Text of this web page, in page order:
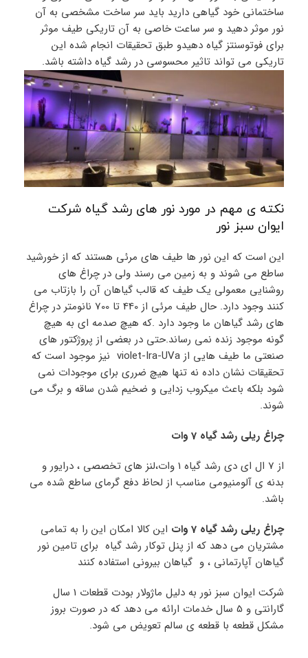
ساختمانی خود گیاهی دارید باید سر ساخت مشخصی به آن
نور موثر دهید و سر ساعت خاصی به آن تاریکی طیف موثر
برای فوتوسنتز گیاه دهیدو طبق تحقیقات انجام شده این
تاریکی می تواند تاثیر محسوسی در رشد گیاه داشته باشد.
نکته ی مهم در مورد نور های رشد گیاه شرکت
ایوان سبز نور
این است که این نور ها طیف های مرئی هستند که از خورشید
ساطع می شوند و به زمین می رسند ولی در چراغ های
روشنایی معمولی یک طیف که قالب گیاهان آن را بازتاب می
کنند وجود دارد. حال طیف مرئی از 440 تا 700 نانومتر در چراغ
های رشد گیاهان ما وجود دارد .که هیچ صدمه ای به هیچ
گونه موجود زنده نمی رساند.حتی در بعضی از پروژکتور های
صنعتی ما طیف هایی از violet-Ira-UVa نیز موجود است که
تحقیقات نشان داده نه تنها هیچ ضرری برای موجودات نمی
شود بلکه باعث میکروب زدایی و ضخیم شدن ساقه و برگ می
شوند.
چراغ ریلی رشد گیاه 7 وات
از 7 ال ای دی رشد گیاه 1 وات،لنز های تخصصی ، درایور و
بدنه ی آلومنیومی مناسب از لحاظ دفع گرمای ساطع شده می
باشد.
چراغ ریلی رشد گیاه 7 وات
این کالا امکان این را به تمامی
مشتریان می دهد که از پنل توکار رشد گیاه برای تامین نور
گیاهان آپارتمانی ، و گیاهان بیرونی استفاده کنند
شرکت ایوان سبز نور به دلیل ماژولار بودت قطعات 1 سال
گارانتی و 5 سال خدمات ارائه می دهد که در صورت بروز
مشکل قطعه با قطعه ی سالم تعویض می شود.